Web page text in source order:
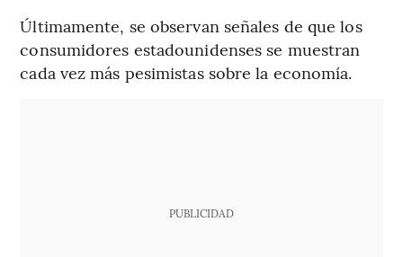
Últimamente, se observan señales de que los
consumidores estadounidenses se muestran
cada vez más pesimistas sobre la economía.
PUBLICIDAD